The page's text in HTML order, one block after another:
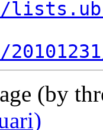
(by